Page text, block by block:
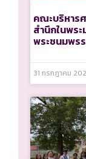
คณะบริหาร
สำนึกในพร
พระชนมพร
31 กรกฎาคม